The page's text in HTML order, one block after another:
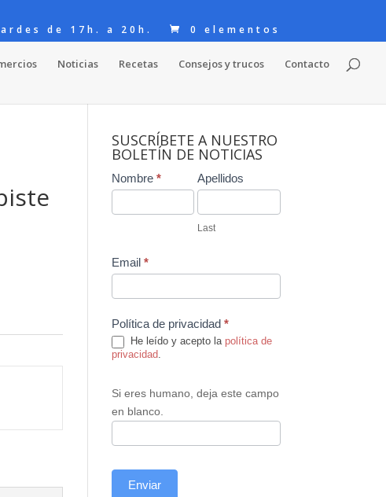
de 17h. a 20h.
0 elementos
Noticias Recetas Consejos y trucos Contacto
SUSCRÍBETE A NUESTRO
BOLETÍN DE NOTICIAS
Contact
Us
Nombre * Apellidos
Last
Email *
Política de privacidad *
He leído y acepto la política de
privacidad.
Si eres humano, deja este campo
en blanco.
Enviar